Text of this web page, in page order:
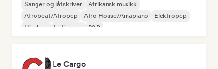
Sanger og låtskriver
Afrikansk musikk
Afrobeat/Afropop
Afro House/Amapiano
Elektropop
Hip-hop
Indie-pop R&B
Le Cargo